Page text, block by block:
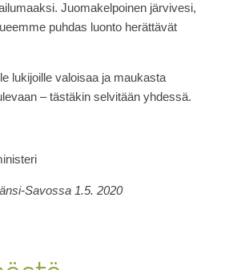
Juomakelpoinen järvivesi,
puhdas luonto herättävät
lukijoille valoisaa ja maukasta
– tästäkin selvitään yhdessä.
Savossa 1.5. 2020